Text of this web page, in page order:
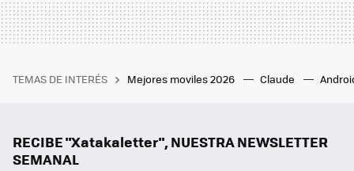
TEMAS DE INTERÉS Mejores moviles 2026 Claude
RECIBE "Xatakaletter", NUESTRA NEWSLETTER
SEMANAL